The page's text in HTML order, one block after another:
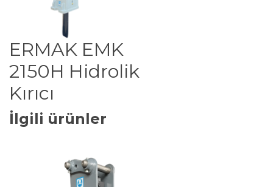
ERMAK EMK
2150H Hidrolik
Kırıcı
İlgili ürünler